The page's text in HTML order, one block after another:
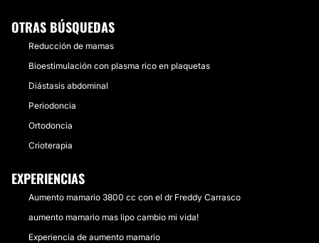
OTRAS BÚSQUEDAS
Reducción de mamas
Bioestimulación con plasma rico en plaquetas
Diástasis abdominal
Periodoncia
Ortodoncia
Crioterapia
EXPERIENCIAS
Aumento mamario 3800 cc con el dr Freddy Carrasco
aumento mamario mas lipo cambio mi vida!
Experiencia de aumento mamario